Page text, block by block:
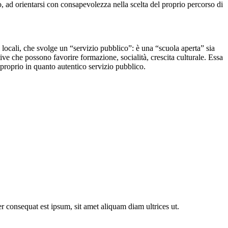
orientarsi con consapevolezza nella scelta del proprio percorso di
che svolge un “servizio pubblico”: è una “scuola aperta” sia
che possono favorire formazione, socialità, crescita culturale. Essa
in quanto autentico servizio pubblico.
est ipsum, sit amet aliquam diam ultrices ut.